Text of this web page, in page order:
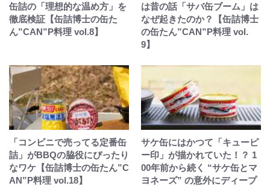
缶詰の「理想的な温め方」を
徹底検証【缶詰博士の缶た
ん”CAN”P料理 vol.8】
は昔の話「サバ缶ブーム」は
なぜ起きたのか？【缶詰博士
の缶たん”CAN”P料理 vol.
9】
「コンビニで売ってる定番缶
詰」がBBQの脇役にぴったり
なワケ【缶詰博士の缶たん”C
AN”P料理 vol.18】
サケ缶にはかつて「キューピ
ー印」が描かれていた！？ 1
00年前から続く “サケ缶とマ
ヨネーズ” の意外にディープ